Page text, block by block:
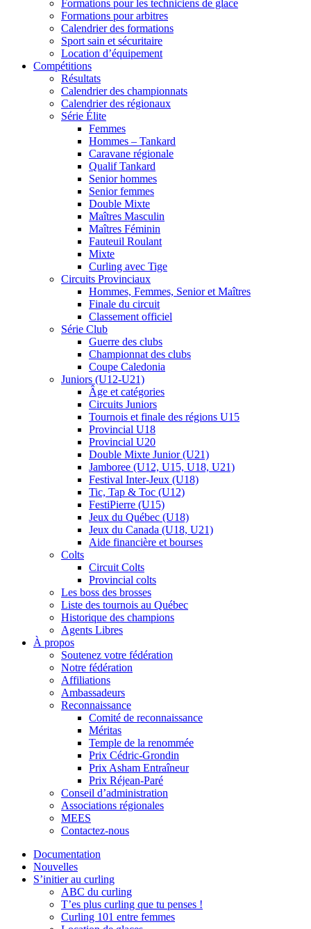
Formations pour les techniciens de glace
Formations pour arbitres
Calendrier des formations
Sport sain et sécuritaire
Location d’équipement
Compétitions
Résultats
Calendrier des championnats
Calendrier des régionaux
Série Élite
Femmes
Hommes – Tankard
Caravane régionale
Qualif Tankard
Senior hommes
Senior femmes
Double Mixte
Maîtres Masculin
Maîtres Féminin
Fauteuil Roulant
Mixte
Curling avec Tige
Circuits Provinciaux
Hommes, Femmes, Senior et Maîtres
Finale du circuit
Classement officiel
Série Club
Guerre des clubs
Championnat des clubs
Coupe Caledonia
Juniors (U12-U21)
Âge et catégories
Circuits Juniors
Tournois et finale des régions U15
Provincial U18
Provincial U20
Double Mixte Junior (U21)
Jamboree (U12, U15, U18, U21)
Festival Inter-Jeux (U18)
Tic, Tap & Toc (U12)
FestiPierre (U15)
Jeux du Québec (U18)
Jeux du Canada (U18, U21)
Aide financière et bourses
Colts
Circuit Colts
Provincial colts
Les boss des brosses
Liste des tournois au Québec
Historique des champions
Agents Libres
À propos
Soutenez votre fédération
Notre fédération
Affiliations
Ambassadeurs
Reconnaissance
Comité de reconnaissance
Méritas
Temple de la renommée
Prix Cédric-Grondin
Prix Asham Entraîneur
Prix Réjean-Paré
Conseil d’administration
Associations régionales
MEES
Contactez-nous
Documentation
Nouvelles
S’initier au curling
ABC du curling
T’es plus curling que tu penses !
Curling 101 entre femmes